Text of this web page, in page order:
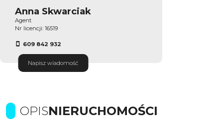
Anna Skwarciak
Agent
Nr licencji: 16519
609 842 932
Napisz wiadomość
OPISNIERUCHOMOŚCI